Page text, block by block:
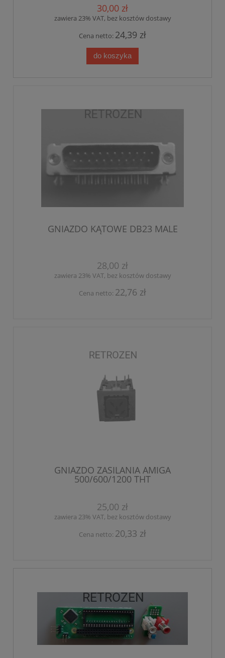
30,00 zł
zawiera 23% VAT, bez kosztów dostawy
Cena netto: 24,39 zł
do koszyka
GNIAZDO KĄTOWE DB23 MALE
28,00 zł
zawiera 23% VAT, bez kosztów dostawy
Cena netto: 22,76 zł
GNIAZDO ZASILANIA AMIGA
500/600/1200 THT
25,00 zł
zawiera 23% VAT, bez kosztów dostawy
Cena netto: 20,33 zł